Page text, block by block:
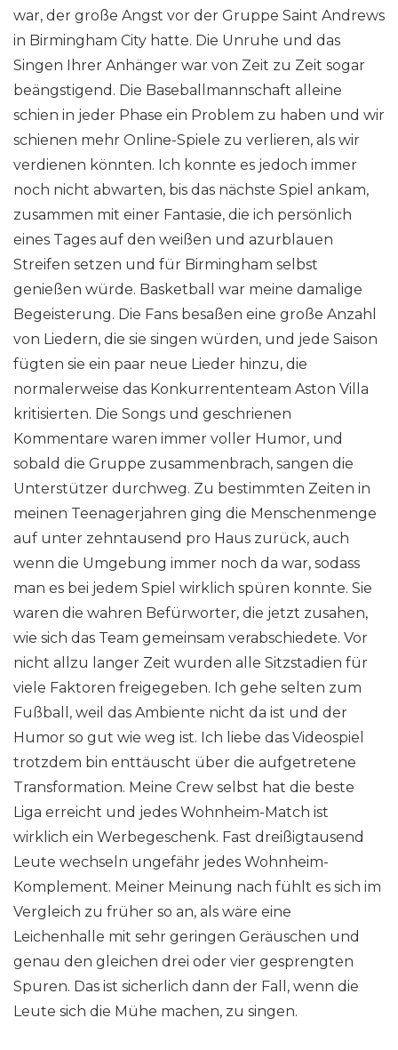
war, der große Angst vor der Gruppe Saint Andrews
in Birmingham City hatte. Die Unruhe und das
Singen Ihrer Anhänger war von Zeit zu Zeit sogar
beängstigend. Die Baseballmannschaft alleine
schien in jeder Phase ein Problem zu haben und wir
schienen mehr Online-Spiele zu verlieren, als wir
verdienen könnten. Ich konnte es jedoch immer
noch nicht abwarten, bis das nächste Spiel ankam,
zusammen mit einer Fantasie, die ich persönlich
eines Tages auf den weißen und azurblauen
Streifen setzen und für Birmingham selbst
genießen würde. Basketball war meine damalige
Begeisterung. Die Fans besaßen eine große Anzahl
von Liedern, die sie singen würden, und jede Saison
fügten sie ein paar neue Lieder hinzu, die
normalerweise das Konkurrententeam Aston Villa
kritisierten. Die Songs und geschrienen
Kommentare waren immer voller Humor, und
sobald die Gruppe zusammenbrach, sangen die
Unterstützer durchweg. Zu bestimmten Zeiten in
meinen Teenagerjahren ging die Menschenmenge
auf unter zehntausend pro Haus zurück, auch
wenn die Umgebung immer noch da war, sodass
man es bei jedem Spiel wirklich spüren konnte. Sie
waren die wahren Befürworter, die jetzt zusahen,
wie sich das Team gemeinsam verabschiedete. Vor
nicht allzu langer Zeit wurden alle Sitzstadien für
viele Faktoren freigegeben. Ich gehe selten zum
Fußball, weil das Ambiente nicht da ist und der
Humor so gut wie weg ist. Ich liebe das Videospiel
trotzdem bin enttäuscht über die aufgetretene
Transformation. Meine Crew selbst hat die beste
Liga erreicht und jedes Wohnheim-Match ist
wirklich ein Werbegeschenk. Fast dreißigtausend
Leute wechseln ungefähr jedes Wohnheim-
Komplement. Meiner Meinung nach fühlt es sich im
Vergleich zu früher so an, als wäre eine
Leichenhalle mit sehr geringen Geräuschen und
genau den gleichen drei oder vier gesprengten
Spuren. Das ist sicherlich dann der Fall, wenn die
Leute sich die Mühe machen, zu singen.